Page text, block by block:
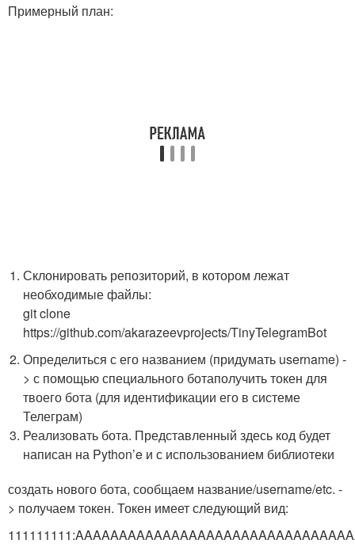
Примерный план:
Склонировать репозиторий, в котором лежат
необходимые файлы:
git clone
https://github.com/akarazeevprojects/TinyTelegramBot
Определиться с его названием (придумать username) -
> с помощью специального ботаполучить токен для
твоего бота (для идентификации его в системе
Телеграм)
Реализовать бота. Представленный здесь код будет
написан на Python’e и с использованием библиотеки
создать нового бота, сообщаем название/username/etc. -
> получаем токен. Токен имеет следующий вид: